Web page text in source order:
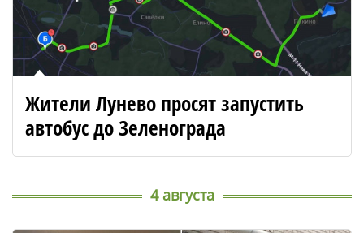
Жители Лунево просят запустить
автобус до Зеленограда
4 августа